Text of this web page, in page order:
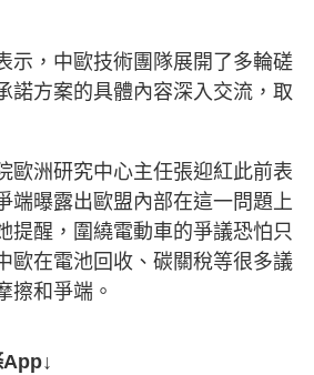
示，中歐技術團隊展開了多輪磋
諾方案的具體內容深入交流，取
歐洲研究中心主任張迎紅此前表
端曝露出歐盟內部在這一問題上
提醒，圍繞電動車的爭議恐怕只
歐在電池回收、碳關稅等很多議
擦和爭端。